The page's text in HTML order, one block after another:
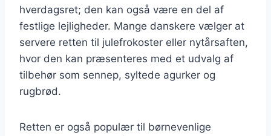
hverdagsret; den kan også være en del af
festlige lejligheder. Mange danskere vælger at
servere retten til julefrokoster eller nytårsaften,
hvor den kan præsenteres med et udvalg af
tilbehør som sennep, syltede agurker og
rugbrød.
Retten er også populær til børnevenlige